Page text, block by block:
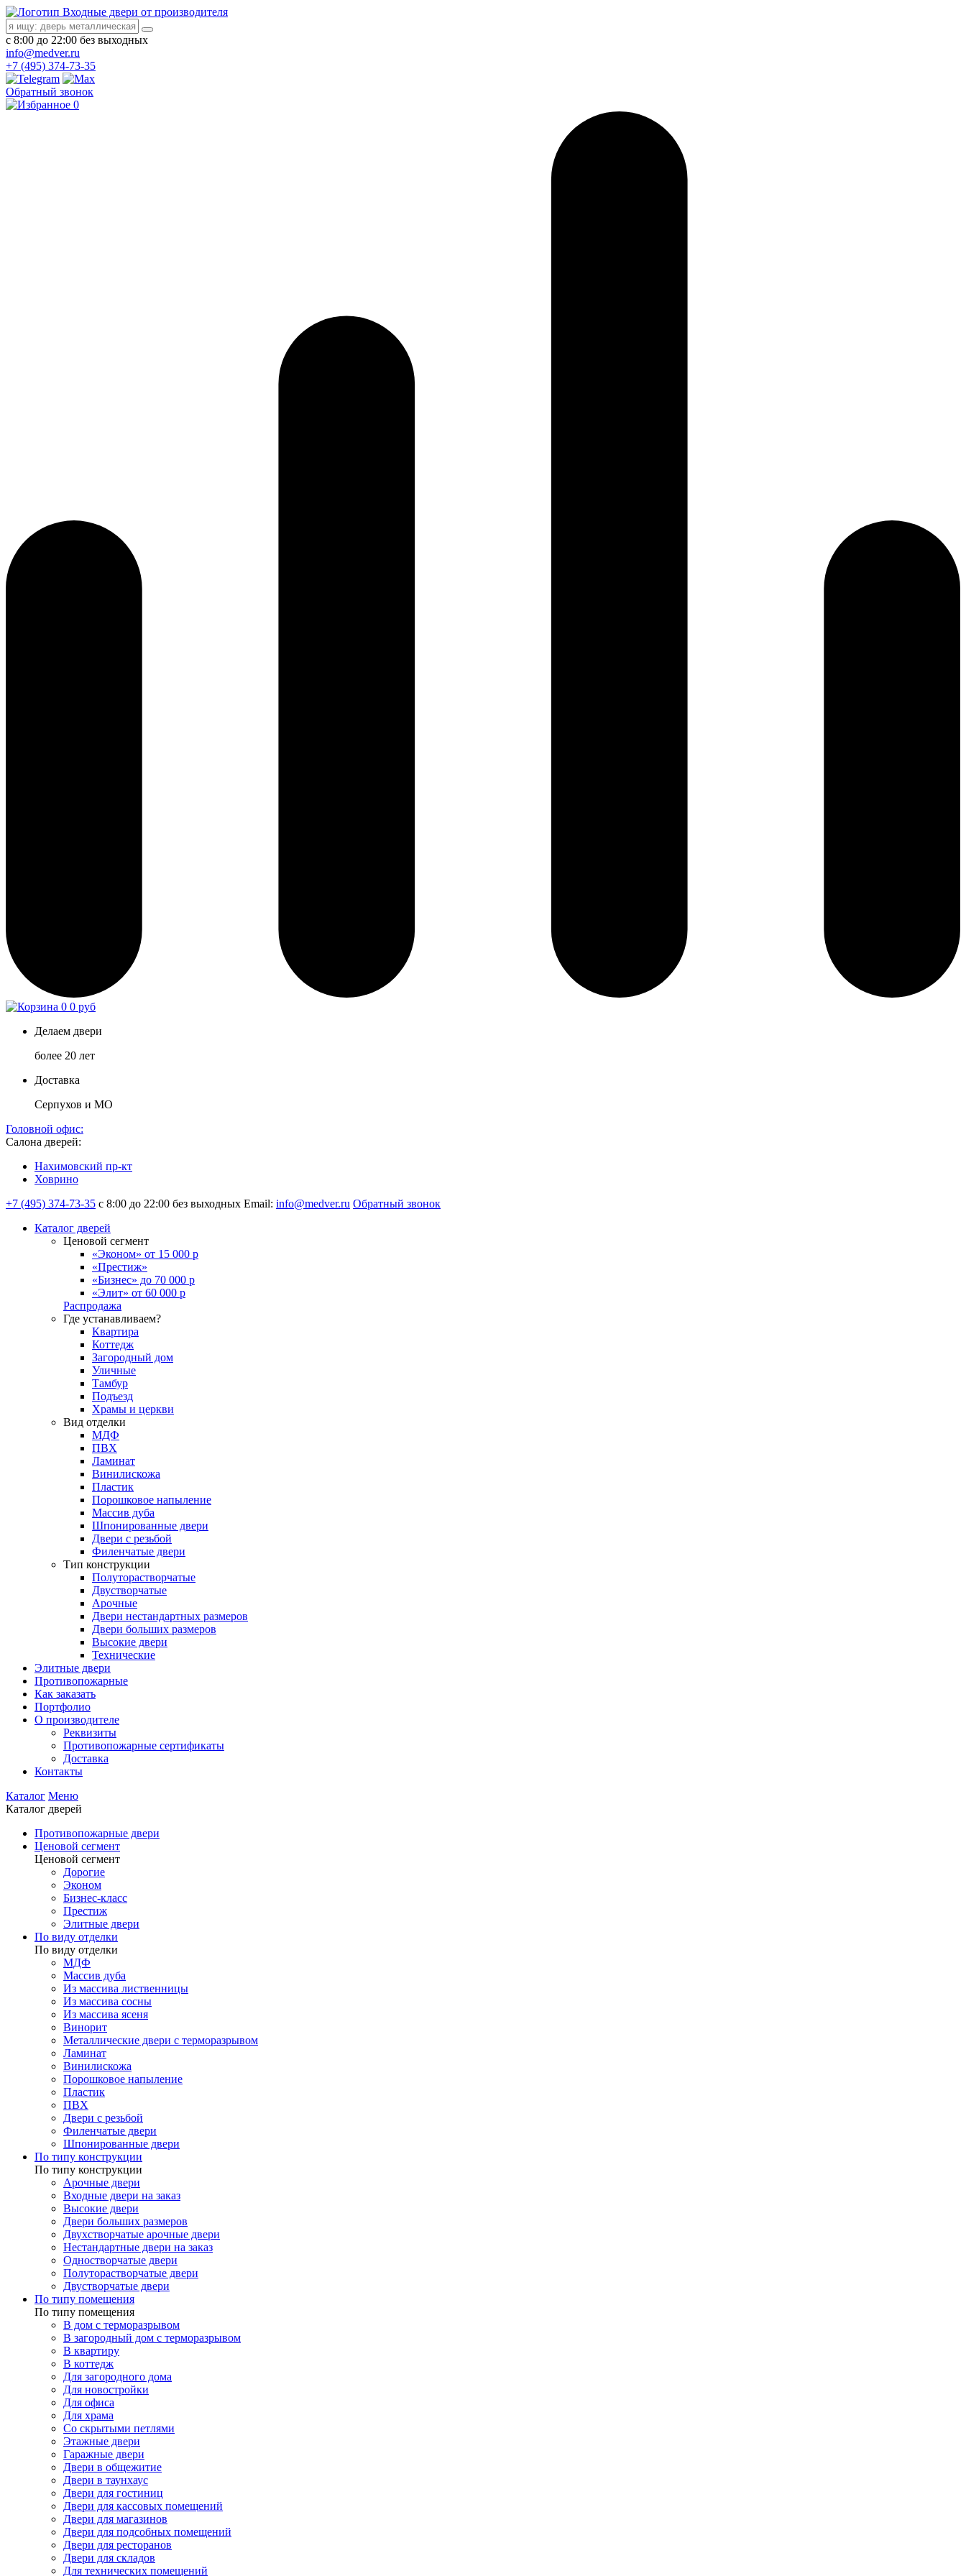
Входные двери от производителя
с 8:00 до 22:00 без выходных
info@medver.ru
+7 (495) 374-73-35
Обратный звонок
0
0 0 руб
Делаем двери
более 20 лет
Доставка
Серпухов и МО
Головной офис:
Салона дверей:
Нахимовский пр-кт
Ховрино
+7 (495) 374-73-35 с 8:00 до 22:00 без выходных Email: info@medver.ru Обратный звонок
Каталог дверей
Ценовой сегмент
«Эконом» от 15 000 р
«Престиж»
«Бизнес» до 70 000 р
«Элит» от 60 000 р
Распродажа
Где устанавливаем?
Квартира
Коттедж
Загородный дом
Уличные
Тамбур
Подъезд
Храмы и церкви
Вид отделки
МДФ
ПВХ
Ламинат
Винилискожа
Пластик
Порошковое напыление
Массив дуба
Шпонированные двери
Двери с резьбой
Филенчатые двери
Тип конструкции
Полуторастворчатые
Двустворчатые
Арочные
Двери нестандартных размеров
Двери больших размеров
Высокие двери
Технические
Элитные двери
Противопожарные
Как заказать
Портфолио
О производителе
Реквизиты
Противопожарные сертификаты
Доставка
Контакты
Каталог Меню
Каталог дверей
Противопожарные двери
Ценовой сегмент
Ценовой сегмент
Дорогие
Эконом
Бизнес-класс
Престиж
Элитные двери
По виду отделки
По виду отделки
МДФ
Массив дуба
Из массива лиственницы
Из массива сосны
Из массива ясеня
Винорит
Металлические двери с терморазрывом
Ламинат
Винилискожа
Порошковое напыление
Пластик
ПВХ
Двери с резьбой
Филенчатые двери
Шпонированные двери
По типу конструкции
По типу конструкции
Арочные двери
Входные двери на заказ
Высокие двери
Двери больших размеров
Двухстворчатые арочные двери
Нестандартные двери на заказ
Одностворчатые двери
Полуторастворчатые двери
Двустворчатые двери
По типу помещения
По типу помещения
В дом с терморазрывом
В загородный дом с терморазрывом
В квартиру
В коттедж
Для загородного дома
Для новостройки
Для офиса
Для храма
Со скрытыми петлями
Этажные двери
Гаражные двери
Двери в общежитие
Двери в таунхаус
Двери для гостиниц
Двери для кассовых помещений
Двери для магазинов
Двери для подсобных помещений
Двери для ресторанов
Двери для складов
Для технических помещений